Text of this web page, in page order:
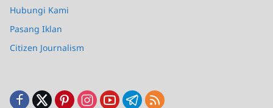
Hubungi Kami
Pasang Iklan
Citizen Journalism